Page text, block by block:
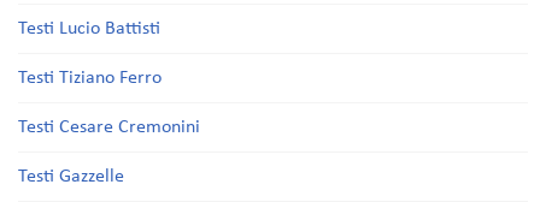
Testi Lucio Battisti
Testi Tiziano Ferro
Testi Cesare Cremonini
Testi Gazzelle